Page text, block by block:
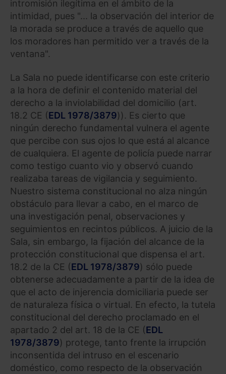
intromisión ilegítima en el ámbito de la
intimidad, pues "... la observación del interior de
la morada se produce a través de aquello que
los moradores han permitido ver a través de la
ventana".
La Sala no puede identificarse con este criterio
a la hora de definir el contenido material del
derecho a la inviolabilidad del domicilio (art.
18.2 CE (EDL 1978/3879)). Es cierto que
ningún derecho fundamental vulnera el agente
que percibe con sus ojos lo que está al alcance
de cualquiera. El agente de policía puede narrar
como testigo cuanto vio y observó cuando
realizaba tareas de vigilancia y seguimiento.
Nuestro sistema constitucional no alza ningún
obstáculo para llevar a cabo, en el marco de
una investigación penal, observaciones y
seguimientos en recintos públicos. A juicio de la
Sala, sin embargo, la fijación del alcance de la
protección constitucional que dispensa el art.
18.2 de la CE (EDL 1978/3879) sólo puede
obtenerse adecuadamente a partir de la idea de
que el acto de injerencia domiciliaria puede ser
de naturaleza física o virtual. En efecto, la tutela
constitucional del derecho proclamado en el
apartado 2 del art. 18 de la CE (EDL
1978/3879) protege, tanto frente la irrupción
inconsentida del intruso en el escenario
doméstico, como respecto de la observación